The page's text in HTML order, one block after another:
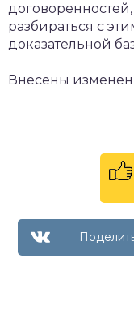
разбираться с
доказательной
Внесены